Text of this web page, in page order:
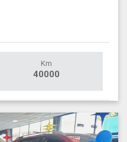
Km
40000